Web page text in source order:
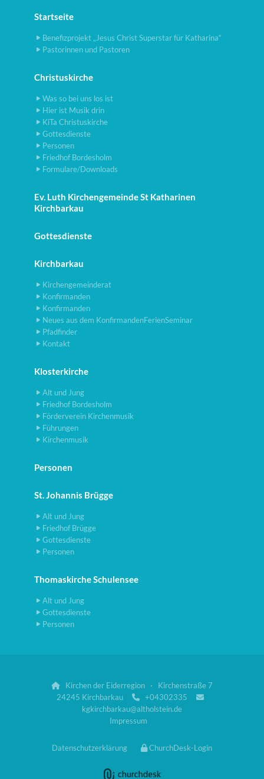
Startseite
Benefizprojekt „Jesus Christ Superstar für Katharina“
Pastorinnen und Pastoren
Christuskirche
Was so bei uns los ist
Hier ist Musik drin
KiTa Christuskirche
Gottesdienste
Personen
Friedhof Bordesholm
Formulare/Downloads
Ev. Luth Kirchengemeinde St Katharinen
Kirchbarkau
Gottesdienste
Kirchbarkau
Kirchengemeinderat
Konfirmanden
Konfirmanden
Neues aus dem KonfirmandenFerienSeminar
Pfadfinder
Kontakt
Klosterkirche
Alt und Jung
Friedhof Bordesholm
Förderverein Kirchenmusik
Führungen
Kirchenmusik
Personen
St. Johannis Brügge
Alt und Jung
Friedhof Brügge
Gottesdienste
Personen
Thomaskirche Schulensee
Alt und Jung
Gottesdienste
Personen

Kirchen der Eiderregion · Kirchenstraße 7
24245 Kirchbarkau
 +04302335 
kgkirchbarkau@altholstein.de
Impressum
Datenschutzerklärung ChurchDesk-Login